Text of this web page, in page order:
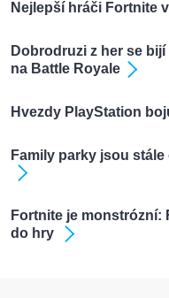
Nejlepší hráči Fortnite
Dobrodruzi z her se
na Battle Royale
Hvezdy PlayStation
Family parky jsou
Fortnite je monstrózní:
do hry